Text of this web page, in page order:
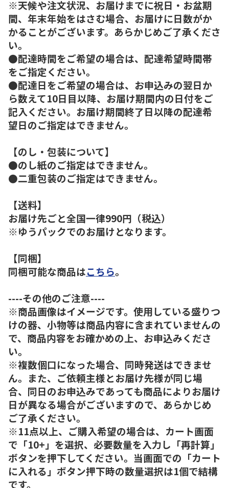
※天候や注文状況、お届けまでに祝日・お盆期
間、年末年始をはさむ場合、お届けに日数がか
かることがございます。あらかじめご了承くださ
い。
●配達時間をご希望の場合は、配達希望時間帯
をご指定ください。
●配達日をご希望の場合は、お申込みの翌日か
ら数えて10日目以降、お届け期間内の日付をご
記入ください。お届け期間終了日以降の配達希
望日のご指定はできません。
【のし・包装について】
●のし紙のご指定はできません。
●二重包装のご指定はできません。
【送料】
お届け先ごと全国一律990円（税込）
※ゆうパックでのお届けとなります。
【同梱】
同梱可能な商品はこちら。
----その他のご注意----
※商品画像はイメージです。使用している盛りつ
けの器、小物等は商品内容に含まれていませんの
で、商品内容をお確かめの上、お申込みくださ
い。
※複数個口になった場合、同時発送はできませ
ん。また、ご依頼主様とお届け先様が同じ場
合、同日のお申込みであっても商品によりお届け
日が異なる場合がございますので、あらかじめ
ご了承ください。
※11点以上、ご購入希望の場合は、カート画面
で「10+」を選択、必要数量を入力し「再計算」
ボタンを押下してください。当画面での「カート
に入れる」ボタン押下時の数量選択は1個で結構
です。